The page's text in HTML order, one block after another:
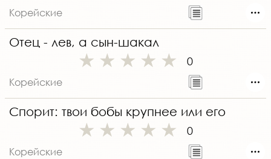
Корейские
Отец - лев, а сын-шакал
0
Корейские
Спорит: твои бобы крупнее или его
0
Корейские